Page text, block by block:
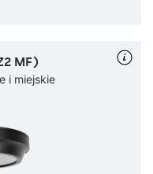
MF)
i miejskie